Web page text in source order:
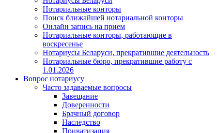
Нотариальные конторы
Поиск ближайшей нотариальной конторы
Онлайн запись на прием
Нотариальные конторы, работающие в
воскресенье
Нотариусы Беларуси, прекратившие деятельность
Нотариальные бюро, прекратившие работу с
1.01.2026
Вопрос нотариусу
Часто задаваемые вопросы
Завещание
Доверенности
Брачный договор
Наследство
Приватизация